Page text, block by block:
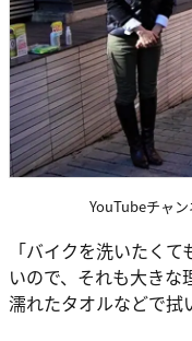
YouTubeチャ
「バイクを洗いたく
いので、それも大き
濡れたタオルなどで拭